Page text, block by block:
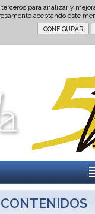
para analizar y
aceptando este